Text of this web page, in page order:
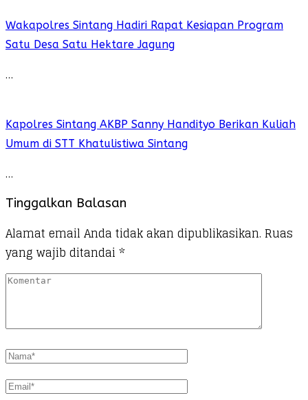
Wakapolres Sintang Hadiri Rapat Kesiapan Program
Satu Desa Satu Hektare Jagung
…
Kapolres Sintang AKBP Sanny Handityo Berikan Kuliah
Umum di STT Khatulistiwa Sintang
…
Tinggalkan Balasan
Alamat email Anda tidak akan dipublikasikan. Ruas
yang wajib ditandai *